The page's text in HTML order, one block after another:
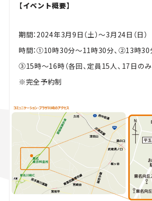
【イベント概要】
期間：2024年3月9日（土）～3月24日（日）
時間：①10時30分～11時30分、②13時30
③15時～16時（各回、定員15人、17日のみ
※完全予約制